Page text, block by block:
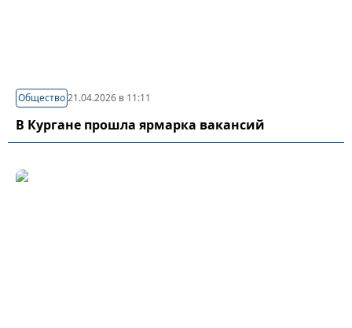
Общество21.04.2026 в 11:11
В Кургане прошла ярмарка вакансий